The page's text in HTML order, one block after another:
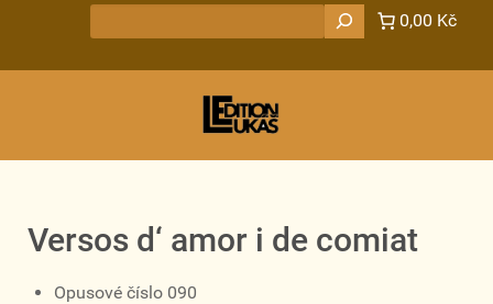
0,00 Kč
Versos d‘ amor i de comiat
Opusové číslo 090